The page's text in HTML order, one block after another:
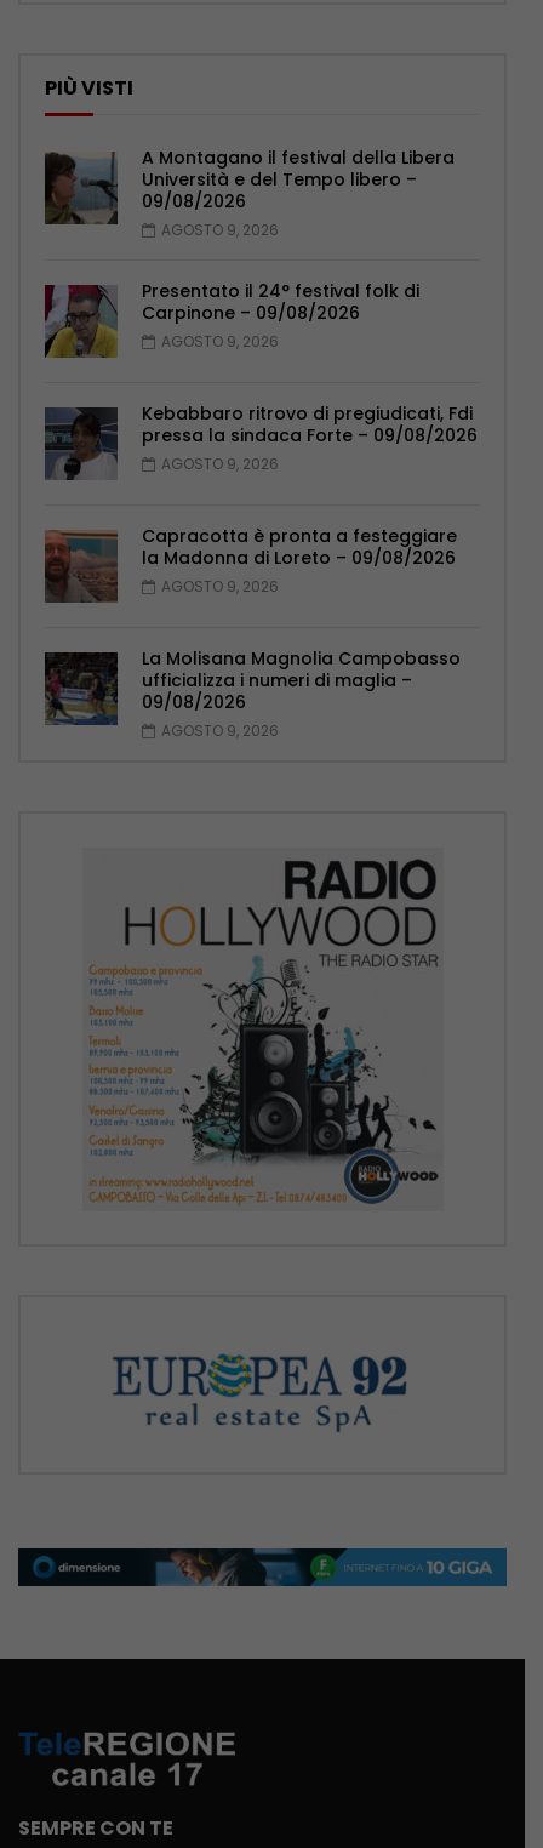
PIÙ VISTI
A Montagano il festival della Libera
Università e del Tempo libero –
09/08/2026
AGOSTO 9, 2026
Presentato il 24° festival folk di
Carpinone – 09/08/2026
AGOSTO 9, 2026
Kebabbaro ritrovo di pregiudicati, Fdi
pressa la sindaca Forte – 09/08/2026
AGOSTO 9, 2026
Capracotta è pronta a festeggiare
la Madonna di Loreto – 09/08/2026
AGOSTO 9, 2026
La Molisana Magnolia Campobasso
ufficializza i numeri di maglia –
09/08/2026
AGOSTO 9, 2026
SEMPRE CON TE